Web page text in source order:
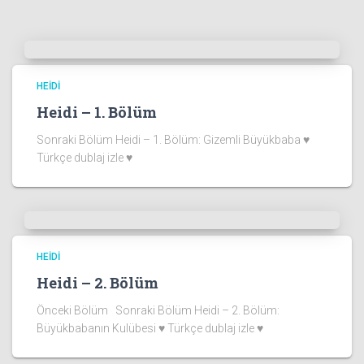
HEIDI
Heidi – 1. Bölüm
Sonraki Bölüm Heidi – 1. Bölüm: Gizemli Büyükbaba ♥
Türkçe dublaj izle ♥
HEIDI
Heidi – 2. Bölüm
Önceki Bölüm Sonraki Bölüm Heidi – 2. Bölüm:
Büyükbabanın Kulübesi ♥ Türkçe dublaj izle ♥